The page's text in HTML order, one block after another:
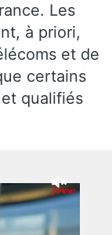
Les
à priori,
et de
certains
qualifiés